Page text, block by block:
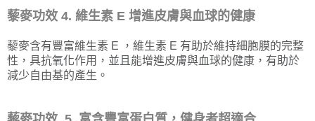
藜麥功效 4. 維生素 E 增進皮膚與血球的健康
藜麥含有豐富維生素 E ，維生素 E 有助於維持細胞膜的完整
性，具抗氧化作用，並且能增進皮膚與血球的健康，有助於
減少自由基的產生。